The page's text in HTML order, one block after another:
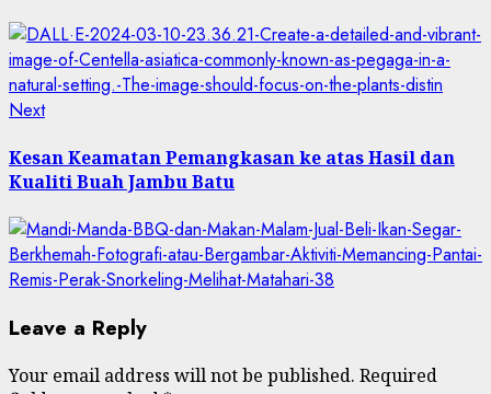
NextNext
Kesan Keamatan Pemangkasan ke atas Hasil dan
Kualiti Buah Jambu Batu
Leave a Reply
Your email address will not be published. Required